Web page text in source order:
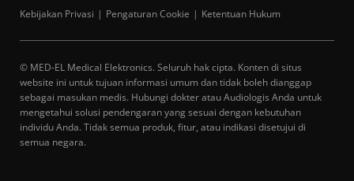
Kebijakan Privasi
Pengaturan Cookie Ketentuan Hukum
© MED-EL Medical Elektronics. Seluruh hak cipta. Konten di situs
website ini untuk tujuan informasi umum dan tidak boleh dianggap
sebagai masukan medis. Hubungi dokter atau Audiologis Anda untuk
mengetahui solusi pendengaran yang sesuai dengan kebutuhan
individu Anda. Tidak semua produk, fitur, atau indikasi disetujui di
semua negara.